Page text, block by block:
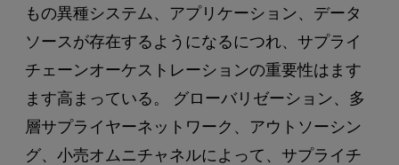
もの異種システム、アプリケーション、データ
ソースが存在するようになるにつれ、サプライ
チェーンオーケストレーションの重要性はます
ます高まっている。 グローバリゼーション、多
層サプライヤーネットワーク、アウトソーシン
グ、小売オムニチャネルによって、サプライチ